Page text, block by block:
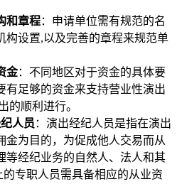
和章程：申请单位需有规范的名
构设置,以及完善的章程来规范单
金：不同地区对于资金的具体要
有足够的资金来支持营业性演出
的顺利进行。
人员 ：演出经纪人员是指在演出
金为目的，为促成他人交易而从
等经纪业务的自然人、法人和其
专职人员需具备相应的从业资